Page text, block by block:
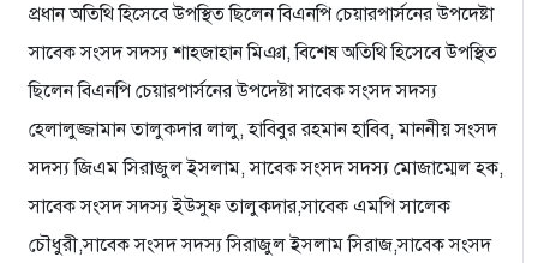
প্রধান অতিথি হিসেবে উপস্থিত ছিলেন বিএনপি চেয়ারপার্সনের উপদেষ্টা
সাবেক সংসদ সদস্য শাহজাহান মিঞা, বিশেষ অতিথি হিসেবে উপস্থিত
ছিলেন বিএনপি চেয়ারপার্সনের উপদেষ্টা সাবেক সংসদ সদস্য
হেলালুজ্জামান তালুকদার লালু, হাবিবুর রহমান হাবিব, মাননীয় সংসদ
সদস্য জিএম সিরাজুল ইসলাম, সাবেক সংসদ সদস্য মোজাম্মেল হক,
সাবেক সংসদ সদস্য ইউসুফ তালুকদার,সাবেক এমপি সালেক
চৌধুরী,সাবেক সংসদ সদস্য সিরাজুল ইসলাম সিরাজ,সাবেক সংসদ